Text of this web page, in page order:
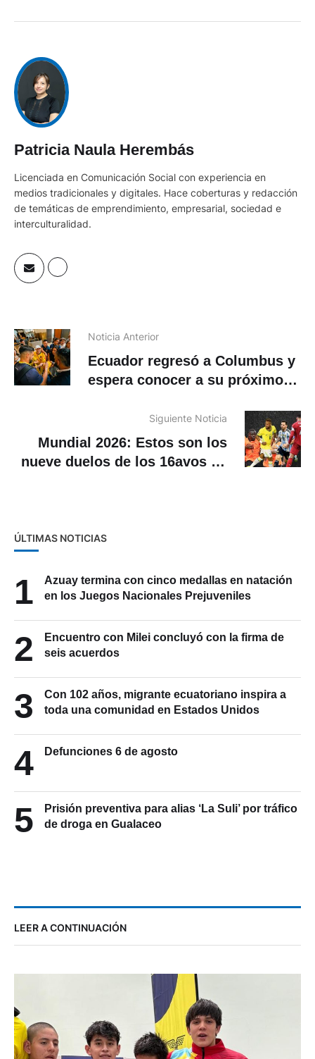
Patricia Naula Herembás
Licenciada en Comunicación Social con experiencia en
medios tradicionales y digitales. Hace coberturas y redacción
de temáticas de emprendimiento, empresarial, sociedad e
interculturalidad.
Noticia Anterior
Ecuador regresó a Columbus y
espera conocer a su próximo
Siguiente Noticia
Mundial 2026: Estos son los
nueve duelos de los 16avos de
ÚLTIMAS NOTICIAS
1
Azuay termina con cinco medallas en natación
en los Juegos Nacionales Prejuveniles
2
Encuentro con Milei concluyó con la firma de
seis acuerdos
3
Con 102 años, migrante ecuatoriano inspira a
toda una comunidad en Estados Unidos
4 Defunciones 6 de agosto
5
Prisión preventiva para alias ‘La Suli’ por tráfico
de droga en Gualaceo
LEER A CONTINUACIÓN